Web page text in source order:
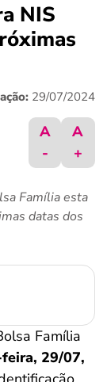
NIS
29/07/2024
A
-
A
+
Família esta
datas dos
Família
29/07,